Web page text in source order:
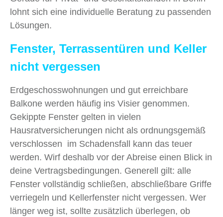
lohnt sich eine individuelle Beratung zu passenden
Lösungen.
Fenster, Terrassentüren und Keller
nicht vergessen
Erdgeschosswohnungen und gut erreichbare
Balkone werden häufig ins Visier genommen.
Gekippte Fenster gelten in vielen
Hausratversicherungen nicht als ordnungsgemäß
verschlossen im Schadensfall kann das teuer
werden. Wirf deshalb vor der Abreise einen Blick in
deine Vertragsbedingungen. Generell gilt: alle
Fenster vollständig schließen, abschließbare Griffe
verriegeln und Kellerfenster nicht vergessen. Wer
länger weg ist, sollte zusätzlich überlegen, ob